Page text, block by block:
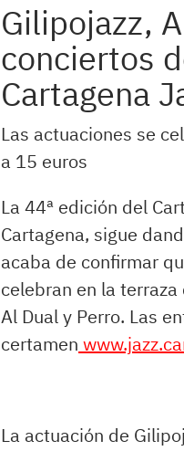
Gilipojazz,
conciertos
Cartagena
Las actuaciones se
a 15 euros
La 44ª edición del
Cartagena, sigue
acaba de confirmar
celebran en la
Al Dual y Perro. Las
certamen
La actuación de